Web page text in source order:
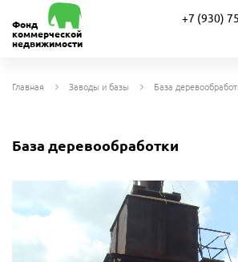
Фонд
коммерческой
недвижимости
+7 (930)
Главная Заводы и базы База
База деревообработки